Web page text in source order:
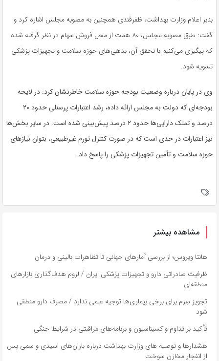
بنابر اعلام وزارت بهداشت، ظفرقندی همچنین به مصوبه مجلس اشاره کرد و
گفت: طبق مصوبه مجلس، ۸۰ همت از محل فروش سهام در نظر گرفته شده
که پیگیری می‌کنیم با تحقق آن، بدهی‌های حوزه سلامت و تجهیزات پزشکی
تسویه شود.
وی در پایان درباره وضعیت بودجه حوزه سلامت خاطرنشان کرد: در لایحه
بودجه‌ای که دولت به مجلس ارائه داده، رشد اعتبارات پرسنلی حدود ۲۰
درصد و تملک دارایی‌ها حدود ۲ درصد پیش‌بینی شده است. در سایر بخش‌ها
نیز اعتبارات در حدی است که در صورت کنترل تورم غیرطبیعی، بتوان نیازهای
حوزه سلامت و تأمین تجهیزات پزشکی را پاسخ داد.
مشاهده بیشتر
هانتا ویروس؛ از بررسی آمارهای جهانی تا تظاهرات بالینی و درمان
ظرفیت صادراتی دارو و تجهیزات پزشکی ایران / لزوم هدف‌گذاری بازارهای
منطقه‌ای
تجویز سِرم برای برخی‌ بیماری‌ها توجیه علمی ندارد / مصرف دارو منطقی
شود
تأکید بر تداوم واکسیناسیون و برنامه‌های مراقبتی در شرایط جنگی
هشدارها و توصیه های وزارت بهداشت درباره باران‌های اسیدی و سمی پس
از انفجار مخازن سوخت